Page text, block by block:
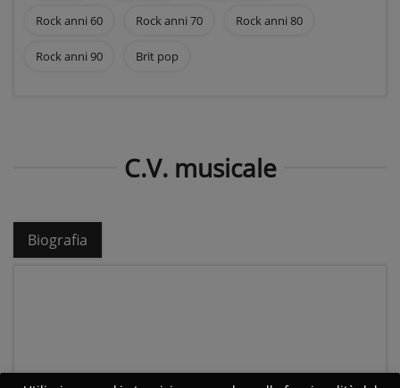
Rock anni 60 Rock anni 70 Rock anni 80
Rock anni 90 Brit pop
C.V. musicale
Biografia